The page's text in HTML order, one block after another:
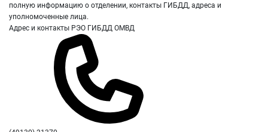
полную информацию о отделении, контакты ГИБДД, адреса и
уполномоченные лица.
Адрес и контакты РЭО ГИБДД ОМВД